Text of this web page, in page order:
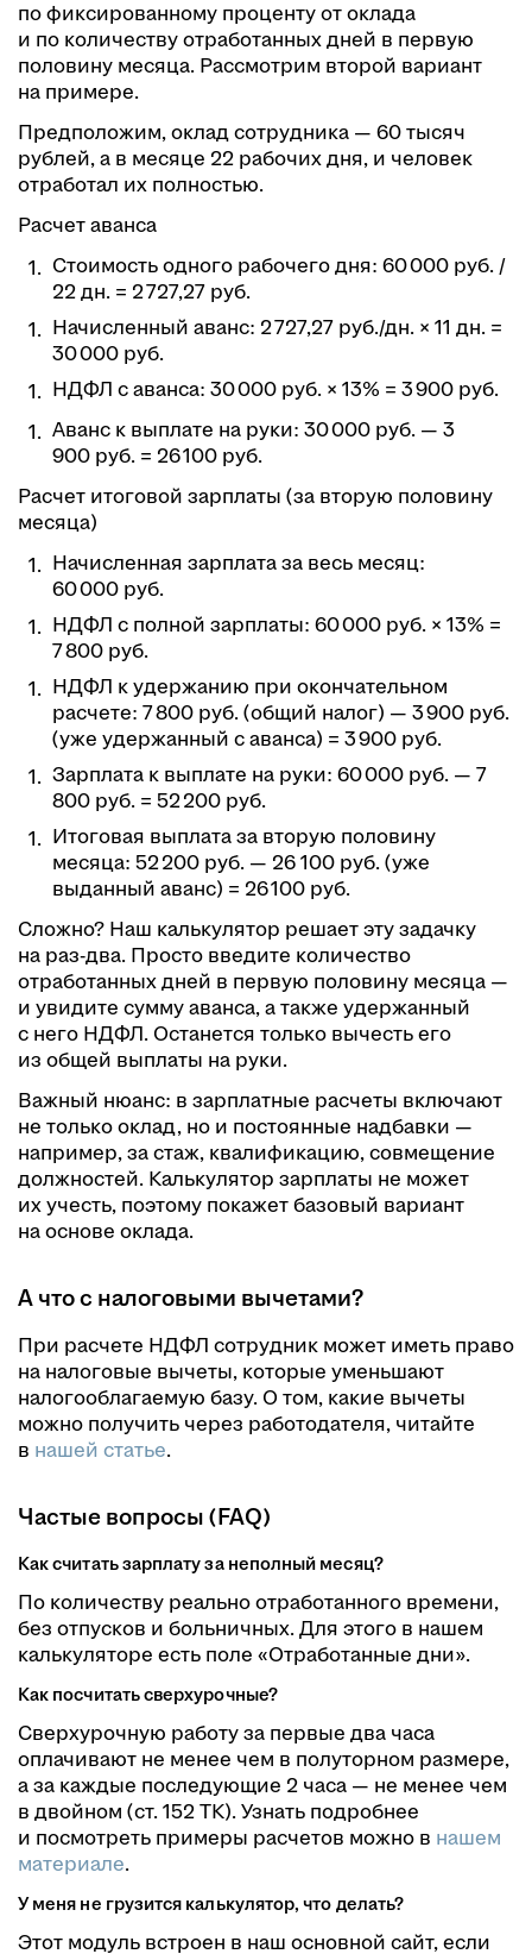
по фиксированному проценту от оклада
и по количеству отработанных дней в первую
половину месяца. Рассмотрим второй вариант
на примере.
Предположим, оклад сотрудника — 60 тысяч
рублей, а в месяце 22 рабочих дня, и человек
отработал их полностью.
Расчет аванса
Стоимость одного рабочего дня: 60 000 руб. /
22 дн. = 2 727,27 руб.
Начисленный аванс: 2 727,27 руб./дн. × 11 дн. =
30 000 руб.
НДФЛ с аванса: 30 000 руб. × 13% = 3 900 руб.
Аванс к выплате на руки: 30 000 руб. — 3
900 руб. = 26 100 руб.
Расчет итоговой зарплаты (за вторую половину
месяца)
Начисленная зарплата за весь месяц:
60 000 руб.
НДФЛ с полной зарплаты: 60 000 руб. × 13% =
7 800 руб.
НДФЛ к удержанию при окончательном
расчете: 7 800 руб. (общий налог) — 3 900 руб.
(уже удержанный с аванса) = 3 900 руб.
Зарплата к выплате на руки: 60 000 руб. — 7
800 руб. = 52 200 руб.
Итоговая выплата за вторую половину
месяца: 52 200 руб. — 26 100 руб. (уже
выданный аванс) = 26 100 руб.
Сложно? Наш калькулятор решает эту задачку
на раз-два. Просто введите количество
отработанных дней в первую половину месяца —
и увидите сумму аванса, а также удержанный
с него НДФЛ. Останется только вычесть его
из общей выплаты на руки.
Важный нюанс: в зарплатные расчеты включают
не только оклад, но и постоянные надбавки —
например, за стаж, квалификацию, совмещение
должностей. Калькулятор зарплаты не может
их учесть, поэтому покажет базовый вариант
на основе оклада.
А что с налоговыми вычетами?
При расчете НДФЛ сотрудник может иметь право
на налоговые вычеты, которые уменьшают
налогооблагаемую базу. О том, какие вычеты
можно получить через работодателя, читайте
в нашей статье.
Частые вопросы (FAQ)
Как считать зарплату за неполный месяц?
По количеству реально отработанного времени,
без отпусков и больничных. Для этого в нашем
калькуляторе есть поле «Отработанные дни».
Как посчитать сверхурочные?
Сверхурочную работу за первые два часа
оплачивают не менее чем в полуторном размере,
а за каждые последующие 2 часа — не менее чем
в двойном (ст. 152 ТК). Узнать подробнее
и посмотреть примеры расчетов можно в нашем
материале.
У меня не грузится калькулятор, что делать?
Этот модуль встроен в наш основной сайт, если